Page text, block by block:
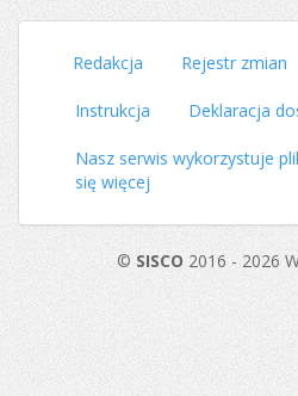
Redakcja Rejestr zmian
Instrukcja Deklaracja
Nasz serwis wykorzystuje
się więcej
© SISCO 2016 - 2026